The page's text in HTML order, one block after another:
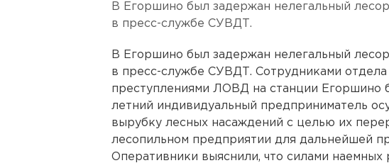
В Егоршино был задержан нелегальный
в пресс-службе СУВДТ.
В Егоршино был задержан нелегальный
в пресс-службе СУВДТ. Сотрудниками
преступлениями ЛОВД на станции Егоршино
летний индивидуальный предприниматель
вырубку лесных насаждений с целью их
лесопильном предприятии для дальнейшей
Оперативники выяснили, что силами наемных